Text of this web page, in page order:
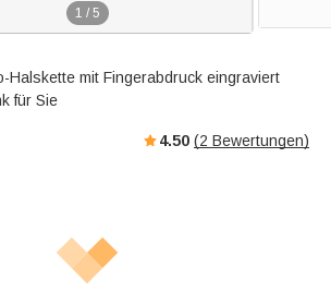
1 / 5
Halskette mit Fingerabdruck eingraviert
für Sie
4.50 (2 Bewertungen)